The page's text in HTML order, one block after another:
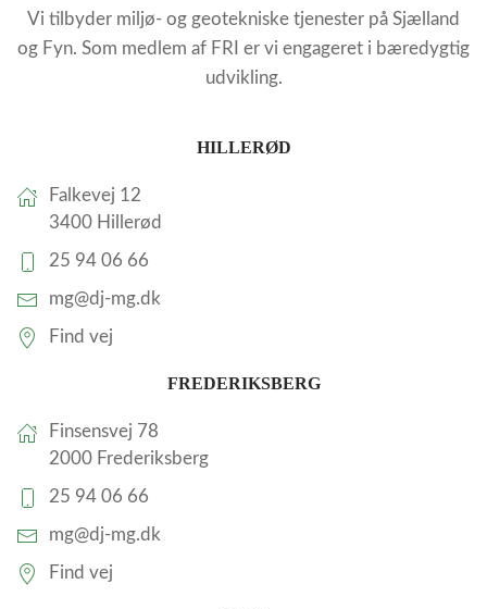
Vi tilbyder miljø- og geotekniske tjenester på Sjælland
og Fyn. Som medlem af FRI er vi engageret i bæredygtig
udvikling.
HILLERØD
Falkevej 12
3400 Hillerød
25 94 06 66
mg@dj-mg.dk
Find vej
FREDERIKSBERG
Finsensvej 78
2000 Frederiksberg
25 94 06 66
mg@dj-mg.dk
Find vej